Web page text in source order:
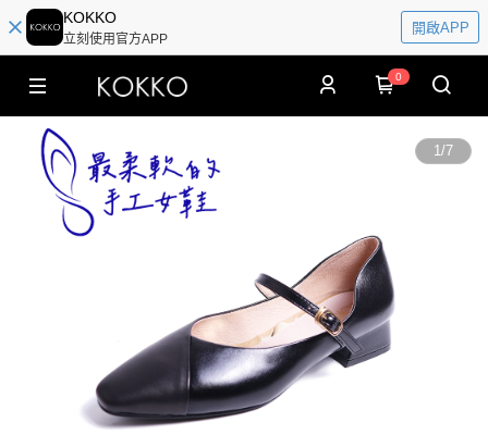
KOKKO
立刻使用官方APP
開啟APP
0
1/7